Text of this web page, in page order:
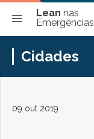
Lean nas
Emergências
Cidades
09 out 2019